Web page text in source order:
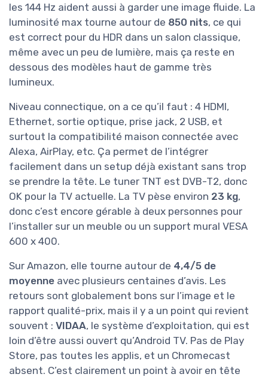
les 144 Hz aident aussi à garder une image fluide. La
luminosité max tourne autour de 850 nits, ce qui
est correct pour du HDR dans un salon classique,
même avec un peu de lumière, mais ça reste en
dessous des modèles haut de gamme très
lumineux.
Niveau connectique, on a ce qu’il faut : 4 HDMI,
Ethernet, sortie optique, prise jack, 2 USB, et
surtout la compatibilité maison connectée avec
Alexa, AirPlay, etc. Ça permet de l’intégrer
facilement dans un setup déjà existant sans trop
se prendre la tête. Le tuner TNT est DVB-T2, donc
OK pour la TV actuelle. La TV pèse environ 23 kg,
donc c’est encore gérable à deux personnes pour
l’installer sur un meuble ou un support mural VESA
600 x 400.
Sur Amazon, elle tourne autour de 4,4/5 de
moyenne avec plusieurs centaines d’avis. Les
retours sont globalement bons sur l’image et le
rapport qualité-prix, mais il y a un point qui revient
souvent : VIDAA, le système d’exploitation, qui est
loin d’être aussi ouvert qu’Android TV. Pas de Play
Store, pas toutes les applis, et un Chromecast
absent. C’est clairement un point à avoir en tête